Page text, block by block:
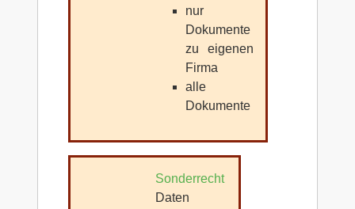
nur
Dokumente
zu eigenen
Firma
alle
Dokumente
Sonderrecht
Daten